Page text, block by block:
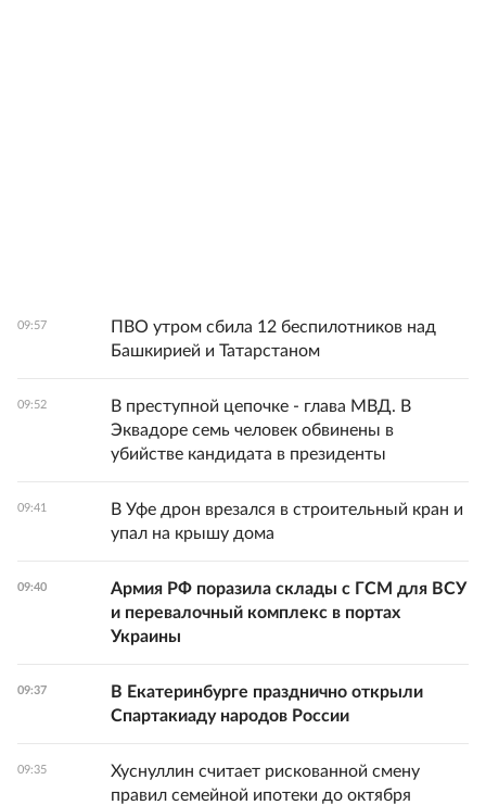
09:57
ПВО утром сбила 12 беспилотников над
Башкирией и Татарстаном
09:52
В преступной цепочке - глава МВД. В
Эквадоре семь человек обвинены в
убийстве кандидата в президенты
09:41
В Уфе дрон врезался в строительный кран и
упал на крышу дома
09:40
Армия РФ поразила склады с ГСМ для ВСУ
и перевалочный комплекс в портах
Украины
09:37
В Екатеринбурге празднично открыли
Спартакиаду народов России
09:35
Хуснуллин считает рискованной смену
правил семейной ипотеки до октября